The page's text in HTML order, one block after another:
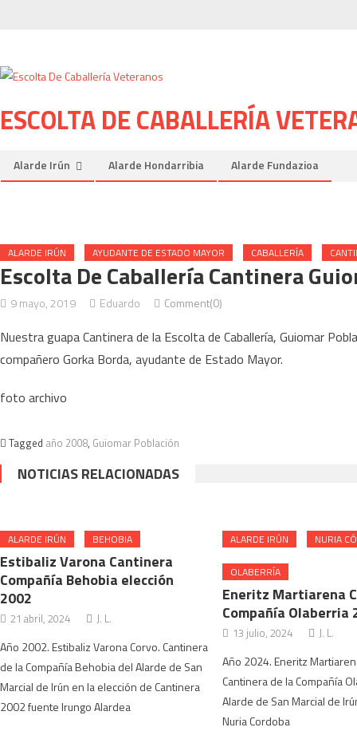
ESCOLTA DE CABALLERÍA
Alarde Irún Alarde Hondarribia Alarde Fundazioa
ALARDE IRÚN AYUDANTE DE ESTADO MAYOR CABALLERÍA
Escolta De Caballería Cantinera
9 mayo, 2019 Eduardo Comment(0)
Nuestra guapa Cantinera de la Escolta de Caballería, Guiomar
compañero Gorka Borda, ayudante de Estado Mayor.
foto archivo
Tagged año 2008, Guiomar Población
NOTICIAS RELACIONADAS
ALARDE IRÚN BEHOBIA
Estibaliz Varona Cantinera
Compañía Behobia elección
2002
21 abril, 2024 J. L.
Año 2002. Estibaliz Varona Corvo. Cantinera
de la Compañía Behobia del Alarde de San
Marcial de Irún en la elección de Cantinera
2002 fuente Irungo Alardea
ALARDE IRÚN NURIA
OLABERRÍA
Eneritz Martiarena
Compañía Olaberria
13 julio, 2024 J. L.
Año 2024. Eneritz
Cantinera de la Compañía
Alarde de San Marcial de
Nuria Cordoba